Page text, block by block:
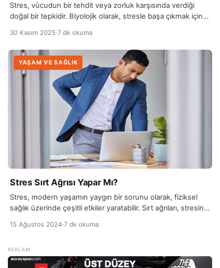
Stres, vücudun bir tehdit veya zorluk karşısında verdiği
doğal bir tepkidir. Biyolojik olarak, stresle başa çıkmak için
başında, stresli durumla başa çıkabilmek için savaş ya da
kaç (fight or flight) yanıtı devreye girer. Beyinde bulunan
hipotalamus, böbrek üstü bezlerini uyararak adrenalin ve
kortizol gibi stres hormonlarının salgılanmasına neden […]
30 Kasım 2025·7 dk okuma
YAŞAM VE SAĞLIK
Stres Sırt Ağrısı Yapar Mı?
Stres, modern yaşamın yaygın bir sorunu olarak, fiziksel
sağlık üzerinde çeşitli etkiler yaratabilir. Sırt ağrıları, stresin
rahatsızlıktır. Stres, vücudu sürekli bir alarm durumunda
olabilir. Bu gerilme, özellikle sırt kaslarında birikirse, uzun
vadede sırt ağrısı şeklinde kendini gösterebilir. Stres
15 Ağustos 2024·7 dk okuma